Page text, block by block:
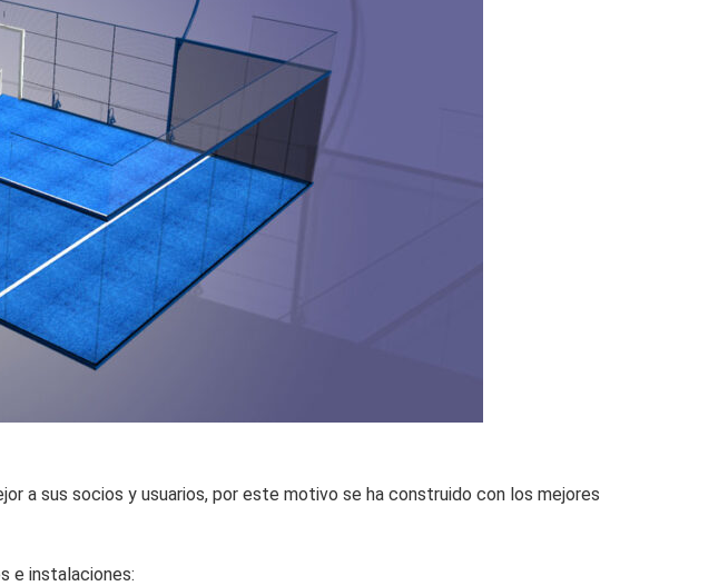
a sus socios y usuarios, por este motivo se ha construido con los mejores
e instalaciones: